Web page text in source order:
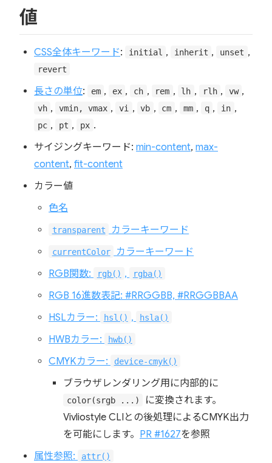
値
CSS全体キーワード: initial , inherit , unset ,
revert
長さの単位: em , ex , ch , rem , lh , rlh , vw ,
vh , vmin, vmax , vi , vb , cm , mm , q , in ,
pc , pt , px .
サイジングキーワード: min-content, max-
content, fit-content
カラー値
色名
transparent カラーキーワード
currentColor
カラーキーワード
RGB関数:
rgb() , rgba()
RGB 16進数表記: #RRGGBB, #RRGGBBAA
HSLカラー:
hsl() , hsla()
HWBカラー: hwb()
CMYKカラー: device-cmyk()
ブラウザレンダリング用に内部的に
color(srgb ...)
に変換されます。
Vivliostyle CLIとの後処理によるCMYK出力
を可能にします。 PR #1627を参照
属性参照:
attr()